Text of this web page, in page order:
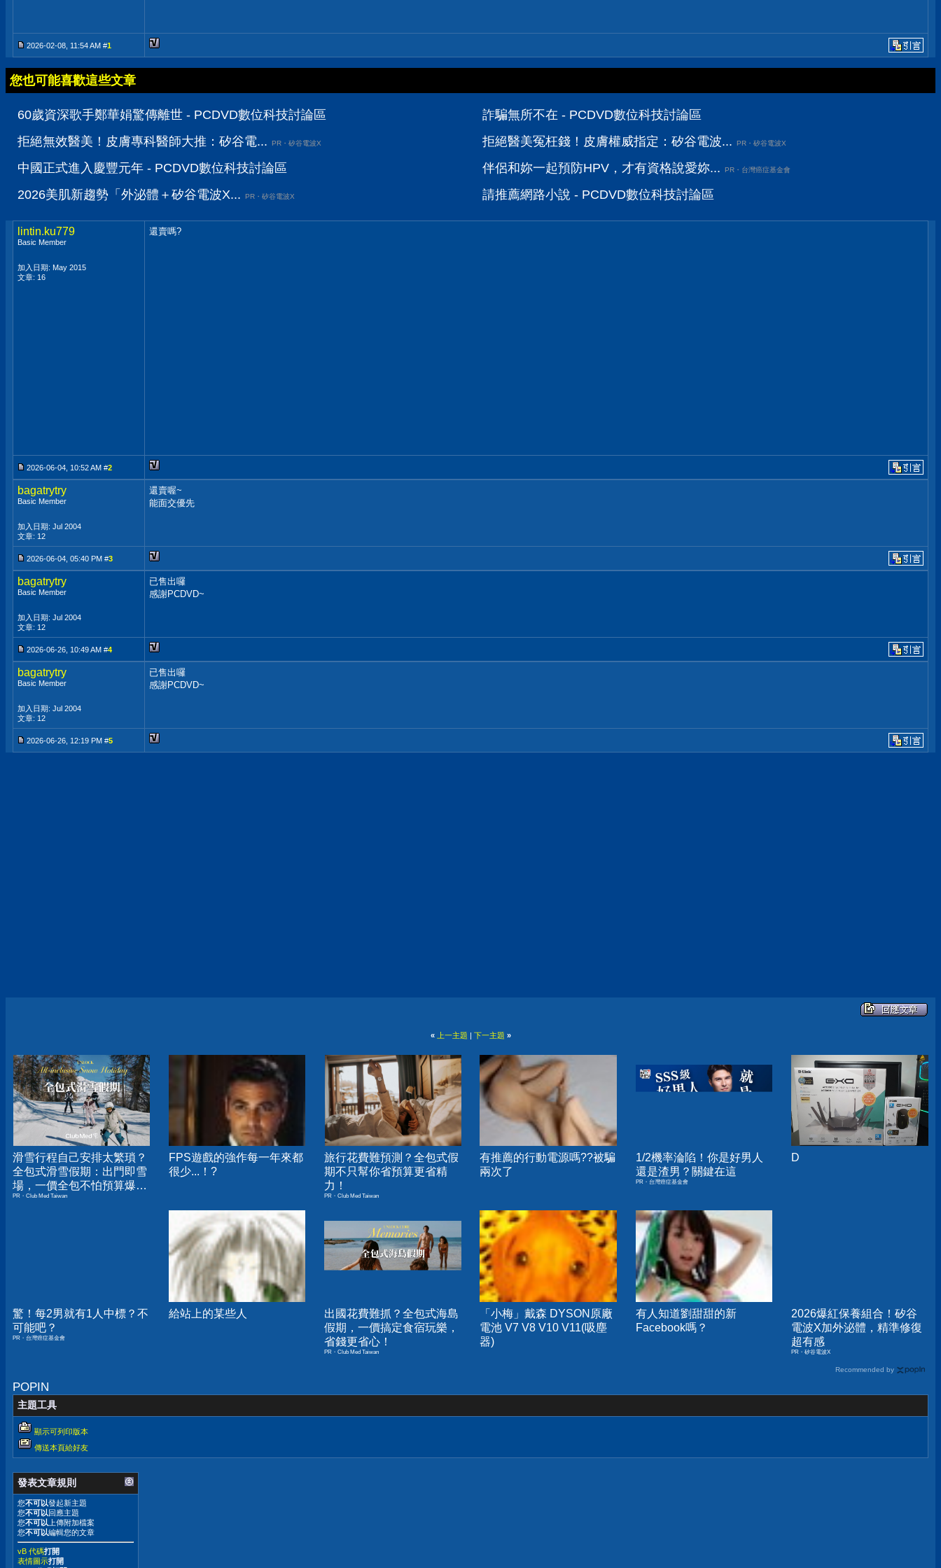
2026-02-08, 11:54 AM #1
您也可能喜歡這些文章
60歲資深歌手鄭華娟驚傳離世 - PCDVD數位科技討論區
拒絕無效醫美！皮膚專科醫師大推：矽谷電...
PR・矽谷電波X
中國正式進入慶豐元年 - PCDVD數位科技討論區
2026美肌新趨勢「外泌體＋矽谷電波X...
PR・矽谷電波X
詐騙無所不在 - PCDVD數位科技討論區
拒絕醫美冤枉錢！皮膚權威指定：矽谷電波...
PR・矽谷電波X
伴侶和妳一起預防HPV，才有資格說愛妳... PR・台灣癌症基金會
請推薦網路小說 - PCDVD數位科技討論區
lintin.ku779
Basic Member
加入日期: May 2015
文章: 16
還賣嗎?
2026-06-04, 10:52 AM #2
bagatrytry
Basic Member
加入日期: Jul 2004
文章: 12
還賣喔~
能面交優先
2026-06-04, 05:40 PM #3
bagatrytry
Basic Member
加入日期: Jul 2004
文章: 12
已售出囉
感謝PCDVD~
2026-06-26, 10:49 AM #4
bagatrytry
Basic Member
加入日期: Jul 2004
文章: 12
已售出囉
感謝PCDVD~
2026-06-26, 12:19 PM #5
« 上一主題 | 下一主題 »
滑雪行程自己安排太繁瑣？
全包式滑雪假期：出門即雪
場，一價全包不怕預算爆
表！
PR・Club Med Taiwan
FPS遊戲的強作每一年來都
很少...！?
旅行花費難預測？全包式假
期不只幫你省預算更省精
力！
PR・Club Med Taiwan
有推薦的行動電源嗎??被騙
兩次了
1/2機率淪陷！你是好男人
還是渣男？關鍵在這
PR・台灣癌症基金會
D
驚！每2男就有1人中標？不
可能吧？
PR・台灣癌症基金會
給站上的某些人
出國花費難抓？全包式海島
假期，一價搞定食宿玩樂，
省錢更省心！
PR・Club Med Taiwan
「小梅」戴森 DYSON原廠
電池 V7 V8 V10 V11(吸塵
器)
有人知道劉甜甜的新
Facebook嗎？
2026爆紅保養組合！矽谷
電波X加外泌體，精準修復
超有感
PR・矽谷電波X
Recommended by
POPIN
主題工具
顯示可列印版本
傳送本頁給好友
發表文章規則
您不可以發起新主題
您不可以回應主題
您不可以 上傳附加檔案
您不可以編輯您的文章
vB 代碼打開
表情圖示打開